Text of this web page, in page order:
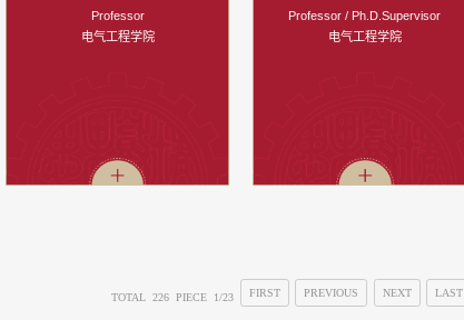
Professor
电气工程学院
Professor / Ph.D.Supervisor
电气工程学院
TOTAL 226 PIECE 1/23 FIRST PREVIOUS NEXT LAST